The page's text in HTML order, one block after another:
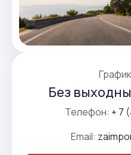
Без
Телефон: + 7
Email: